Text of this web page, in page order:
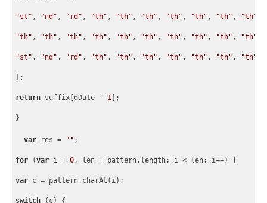
"st" , "nd" , "rd" , "th" , "th" , "th" , "th" , "th" , "th" , "th"
"th" , "th" , "th" , "th" , "th" , "th" , "th" , "th" , "th" , "th"
"st" , "nd" , "rd" , "th" , "th" , "th" , "th" , "th" , "th" , "th"
;
return suffix [dDate - 1 ;
}
var res = "" ;
for (var i = 0 , len = pattern.length; i < len; i++) {
var c = pattern.charAt(i);
switch (c) {